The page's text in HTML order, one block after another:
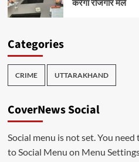
करेगा रोजगार मेले
Categories
CRIME UTTARAKHAND
CoverNews Social
Social menu is not set. You
to Social Menu on Menu